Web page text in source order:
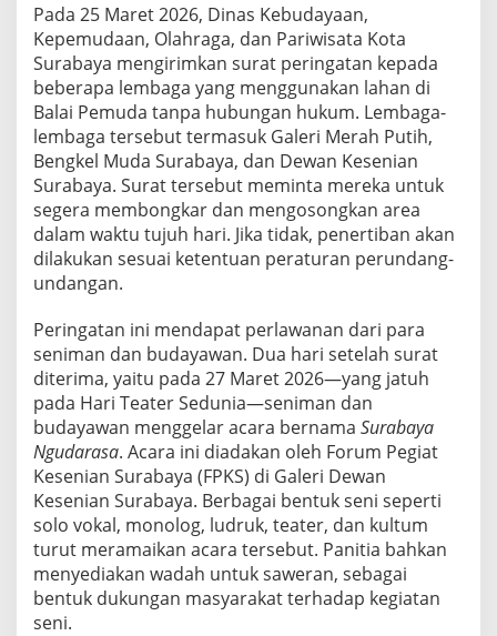
Pada 25 Maret 2026, Dinas Kebudayaan,
Kepemudaan, Olahraga, dan Pariwisata Kota
Surabaya mengirimkan surat peringatan kepada
beberapa lembaga yang menggunakan lahan di
Balai Pemuda tanpa hubungan hukum. Lembaga-
lembaga tersebut termasuk Galeri Merah Putih,
Bengkel Muda Surabaya, dan Dewan Kesenian
Surabaya. Surat tersebut meminta mereka untuk
segera membongkar dan mengosongkan area
dalam waktu tujuh hari. Jika tidak, penertiban akan
dilakukan sesuai ketentuan peraturan perundang-
undangan.
Peringatan ini mendapat perlawanan dari para
seniman dan budayawan. Dua hari setelah surat
diterima, yaitu pada 27 Maret 2026—yang jatuh
pada Hari Teater Sedunia—seniman dan
budayawan menggelar acara bernama Surabaya
Ngudarasa. Acara ini diadakan oleh Forum Pegiat
Kesenian Surabaya (FPKS) di Galeri Dewan
Kesenian Surabaya. Berbagai bentuk seni seperti
solo vokal, monolog, ludruk, teater, dan kultum
turut meramaikan acara tersebut. Panitia bahkan
menyediakan wadah untuk saweran, sebagai
bentuk dukungan masyarakat terhadap kegiatan
seni.